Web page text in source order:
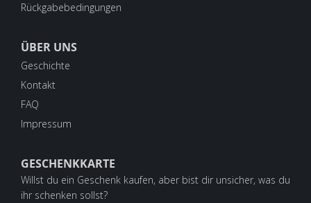
Rückgabebedingungen
ÜBER UNS
Geschichte
Kontakt
FAQ
Impressum
GESCHENKKARTE
Willst du ein Geschenk kaufen, aber bist dir unsicher, was du
ihr schenken sollst?